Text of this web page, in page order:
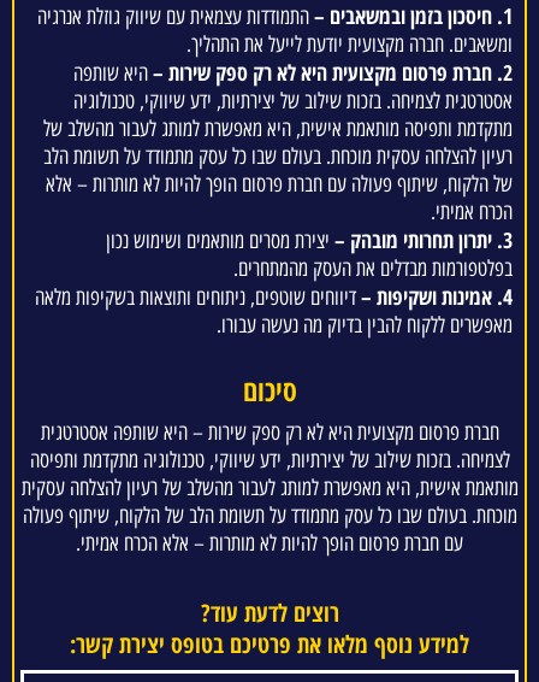
1. חיסכון בזמן ובמשאבים –
התמודדות עצמאית עם שיווק גוזלת אנרגיה
ומשאבים. חברה מקצועית יודעת לייעל את התהליך.
2. חברת פרסום מקצועית היא לא רק ספק שירות –היא שותפה
אסטרטגית לצמיחה. בזכות שילוב של יצירתיות, ידע שיווקי, טכנולוגיה
מתקדמת ותפיסה מותאמת אישית, היא מאפשרת למותג לעבור מהשלב של
רעיון להצלחה עסקית מוכחת. בעולם שבו כל עסק מתמודד על תשומת הלב
של הלקוח, שיתוף פעולה עם חברת פרסום הופך להיות לא מותרות – אלא
הכרח אמיתי.
3. יתרון תחרותי מובהק –
יצירת מסרים מותאמים ושימוש נכון
בפלטפורמות מבדלים את העסק מהמתחרים.
4. אמינות ושקיפות –
דיווחים שוטפים, ניתוחים ותוצאות בשקיפות מלאה
מאפשרים ללקוח להבין בדיוק מה נעשה עבורו.
סיכום
חברת פרסום מקצועית היא לא רק ספק שירות – היא שותפה אסטרטגית
לצמיחה. בזכות שילוב של יצירתיות, ידע שיווקי, טכנולוגיה מתקדמת ותפיסה
מותאמת אישית, היא מאפשרת למותג לעבור מהשלב של רעיון להצלחה עסקית
מוכחת. בעולם שבו כל עסק מתמודד על תשומת הלב של הלקוח, שיתוף פעולה
עם חברת פרסום הופך להיות לא מותרות – אלא הכרח אמיתי.
רוצים לדעת עוד?
למידע נוסף מלאו את פרטיכם בטופס יצירת קשר: